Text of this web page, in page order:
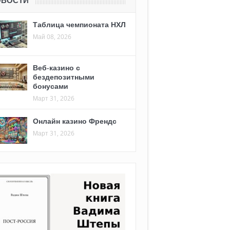
Таблица чемпионата НХЛ
Май 08, 2026
Веб-казино с
бездепозитными
бонусами
Март 31, 2026
Онлайн казино Френдс
Март 31, 2026